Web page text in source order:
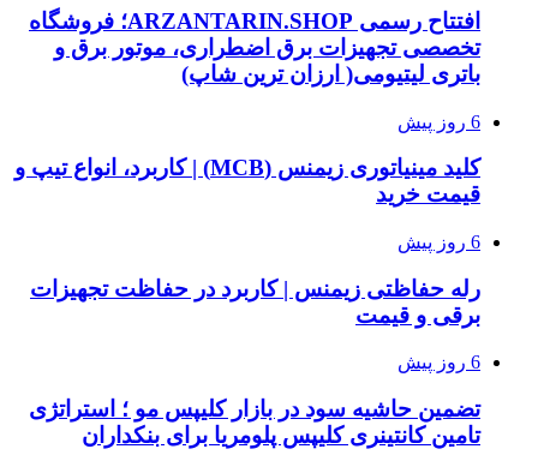
افتتاح رسمی ARZANTARIN.SHOP؛ فروشگاه
تخصصی تجهیزات برق اضطراری، موتور برق و
باتری لیتیومی( ارزان ترین شاپ)
6 روز پیش
کلید مینیاتوری زیمنس (MCB) | کاربرد، انواع تیپ و
قیمت خرید
6 روز پیش
رله حفاظتی زیمنس | کاربرد در حفاظت تجهیزات
برقی و قیمت
6 روز پیش
تضمین حاشیه سود در بازار کلیپس مو ؛ استراتژی
تامین کانتینری کلیپس پلومریا برای بنکداران